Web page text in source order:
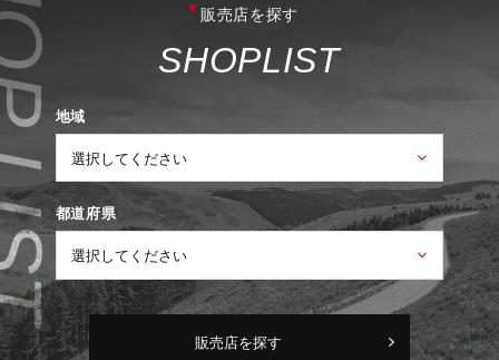
販売店を探す
SHOPLIST
地域
都道府県
販売店を探す